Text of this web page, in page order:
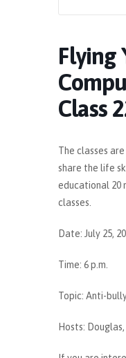
Flying
Class
The classes
share the life
educational 20
classes.
Date: July 25,
Time: 6 p.m.
Topic: Anti-
Hosts: